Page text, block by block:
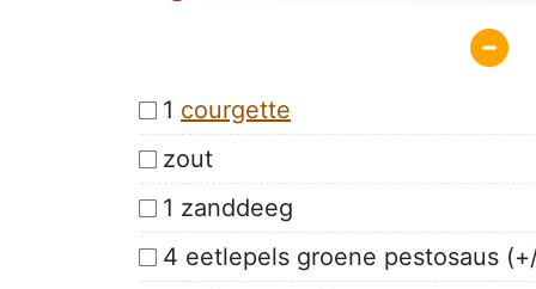
1 courgette
zout
1 zanddeeg
4 eetlepels groene pestosaus